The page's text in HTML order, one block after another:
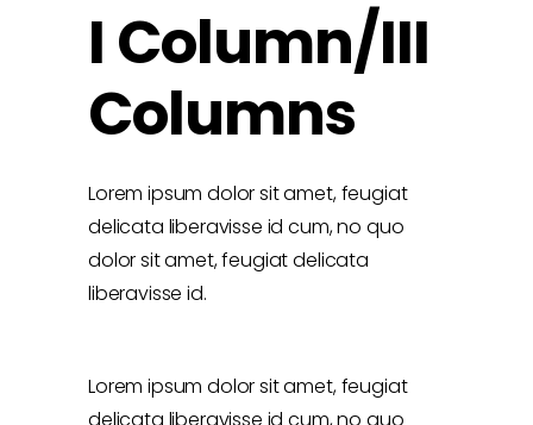
I Column/III
Columns
Lorem ipsum dolor sit amet, feugiat
delicata liberavisse id cum, no quo
dolor sit amet, feugiat delicata
liberavisse id.
Lorem ipsum dolor sit amet, feugiat